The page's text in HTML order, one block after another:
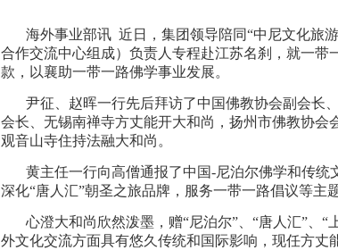
海外事业部讯 近日，集团领导陪同“中尼文化旅
合作交流中心组成）负责人专程赴江苏名刹，就一
款，以襄助一带一路佛学事业发展。
尹征、赵晖一行先后拜访了中国佛教协会副会长
会长、无锡南禅寺方丈能开大和尚，扬州市佛教协
观音山寺住持法融大和尚。
黄主任一行向高僧通报了中国-尼泊尔佛学和传
深化“唐人汇”朝圣之旅品牌，服务一带一路倡议等主
心澄大和尚欣然泼墨，赠“尼泊尔”、“唐人汇”、
外文化交流方面具有悠久传统和国际影响，现任方丈